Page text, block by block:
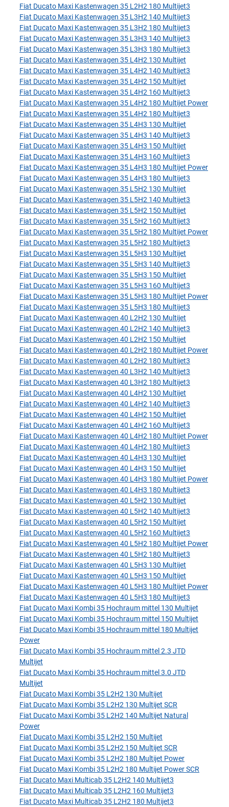
Fiat Ducato Maxi Kastenwagen 35 L2H2 180 Multijet3
Fiat Ducato Maxi Kastenwagen 35 L3H2 140 Multijet3
Fiat Ducato Maxi Kastenwagen 35 L3H2 180 Multijet3
Fiat Ducato Maxi Kastenwagen 35 L3H3 140 Multijet3
Fiat Ducato Maxi Kastenwagen 35 L3H3 180 Multijet3
Fiat Ducato Maxi Kastenwagen 35 L4H2 130 Multijet
Fiat Ducato Maxi Kastenwagen 35 L4H2 140 Multijet3
Fiat Ducato Maxi Kastenwagen 35 L4H2 150 Multijet
Fiat Ducato Maxi Kastenwagen 35 L4H2 160 Multijet3
Fiat Ducato Maxi Kastenwagen 35 L4H2 180 Multijet Power
Fiat Ducato Maxi Kastenwagen 35 L4H2 180 Multijet3
Fiat Ducato Maxi Kastenwagen 35 L4H3 130 Multijet
Fiat Ducato Maxi Kastenwagen 35 L4H3 140 Multijet3
Fiat Ducato Maxi Kastenwagen 35 L4H3 150 Multijet
Fiat Ducato Maxi Kastenwagen 35 L4H3 160 Multijet3
Fiat Ducato Maxi Kastenwagen 35 L4H3 180 Multijet Power
Fiat Ducato Maxi Kastenwagen 35 L4H3 180 Multijet3
Fiat Ducato Maxi Kastenwagen 35 L5H2 130 Multijet
Fiat Ducato Maxi Kastenwagen 35 L5H2 140 Multijet3
Fiat Ducato Maxi Kastenwagen 35 L5H2 150 Multijet
Fiat Ducato Maxi Kastenwagen 35 L5H2 160 Multijet3
Fiat Ducato Maxi Kastenwagen 35 L5H2 180 Multijet Power
Fiat Ducato Maxi Kastenwagen 35 L5H2 180 Multijet3
Fiat Ducato Maxi Kastenwagen 35 L5H3 130 Multijet
Fiat Ducato Maxi Kastenwagen 35 L5H3 140 Multijet3
Fiat Ducato Maxi Kastenwagen 35 L5H3 150 Multijet
Fiat Ducato Maxi Kastenwagen 35 L5H3 160 Multijet3
Fiat Ducato Maxi Kastenwagen 35 L5H3 180 Multijet Power
Fiat Ducato Maxi Kastenwagen 35 L5H3 180 Multijet3
Fiat Ducato Maxi Kastenwagen 40 L2H2 130 Multijet
Fiat Ducato Maxi Kastenwagen 40 L2H2 140 Multijet3
Fiat Ducato Maxi Kastenwagen 40 L2H2 150 Multijet
Fiat Ducato Maxi Kastenwagen 40 L2H2 180 Multijet Power
Fiat Ducato Maxi Kastenwagen 40 L2H2 180 Multijet3
Fiat Ducato Maxi Kastenwagen 40 L3H2 140 Multijet3
Fiat Ducato Maxi Kastenwagen 40 L3H2 180 Multijet3
Fiat Ducato Maxi Kastenwagen 40 L4H2 130 Multijet
Fiat Ducato Maxi Kastenwagen 40 L4H2 140 Multijet3
Fiat Ducato Maxi Kastenwagen 40 L4H2 150 Multijet
Fiat Ducato Maxi Kastenwagen 40 L4H2 160 Multijet3
Fiat Ducato Maxi Kastenwagen 40 L4H2 180 Multijet Power
Fiat Ducato Maxi Kastenwagen 40 L4H2 180 Multijet3
Fiat Ducato Maxi Kastenwagen 40 L4H3 130 Multijet
Fiat Ducato Maxi Kastenwagen 40 L4H3 150 Multijet
Fiat Ducato Maxi Kastenwagen 40 L4H3 180 Multijet Power
Fiat Ducato Maxi Kastenwagen 40 L4H3 180 Multijet3
Fiat Ducato Maxi Kastenwagen 40 L5H2 130 Multijet
Fiat Ducato Maxi Kastenwagen 40 L5H2 140 Multijet3
Fiat Ducato Maxi Kastenwagen 40 L5H2 150 Multijet
Fiat Ducato Maxi Kastenwagen 40 L5H2 160 Multijet3
Fiat Ducato Maxi Kastenwagen 40 L5H2 180 Multijet Power
Fiat Ducato Maxi Kastenwagen 40 L5H2 180 Multijet3
Fiat Ducato Maxi Kastenwagen 40 L5H3 130 Multijet
Fiat Ducato Maxi Kastenwagen 40 L5H3 150 Multijet
Fiat Ducato Maxi Kastenwagen 40 L5H3 180 Multijet Power
Fiat Ducato Maxi Kastenwagen 40 L5H3 180 Multijet3
Fiat Ducato Maxi Kombi 35 Hochraum mittel 130 Multijet
Fiat Ducato Maxi Kombi 35 Hochraum mittel 150 Multijet
Fiat Ducato Maxi Kombi 35 Hochraum mittel 180 Multijet
Power
Fiat Ducato Maxi Kombi 35 Hochraum mittel 2.3 JTD
Multijet
Fiat Ducato Maxi Kombi 35 Hochraum mittel 3.0 JTD
Multijet
Fiat Ducato Maxi Kombi 35 L2H2 130 Multijet
Fiat Ducato Maxi Kombi 35 L2H2 130 Multijet SCR
Fiat Ducato Maxi Kombi 35 L2H2 140 Multijet Natural
Power
Fiat Ducato Maxi Kombi 35 L2H2 150 Multijet
Fiat Ducato Maxi Kombi 35 L2H2 150 Multijet SCR
Fiat Ducato Maxi Kombi 35 L2H2 180 Multijet Power
Fiat Ducato Maxi Kombi 35 L2H2 180 Multijet Power SCR
Fiat Ducato Maxi Multicab 35 L2H2 140 Multijet3
Fiat Ducato Maxi Multicab 35 L2H2 160 Multijet3
Fiat Ducato Maxi Multicab 35 L2H2 180 Multijet3